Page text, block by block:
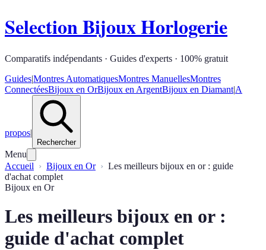
Selection Bijoux Horlogerie
Comparatifs indépendants · Guides d'experts · 100% gratuit
Guides|Montres AutomatiquesMontres ManuellesMontres
ConnectéesBijoux en OrBijoux en ArgentBijoux en Diamant|A
propos|
Rechercher
Menu
Accueil
Bijoux en Or
Les meilleurs bijoux en or : guide
d'achat complet
Bijoux en Or
Les meilleurs bijoux en or :
guide d'achat complet